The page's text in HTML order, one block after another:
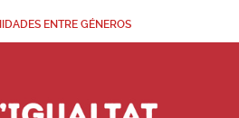
ENTRE GÉNEROS